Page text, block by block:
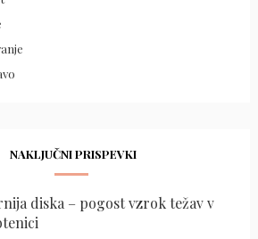
NAKLJUČNI PRISPEVKI
diska – pogost vzrok težav v